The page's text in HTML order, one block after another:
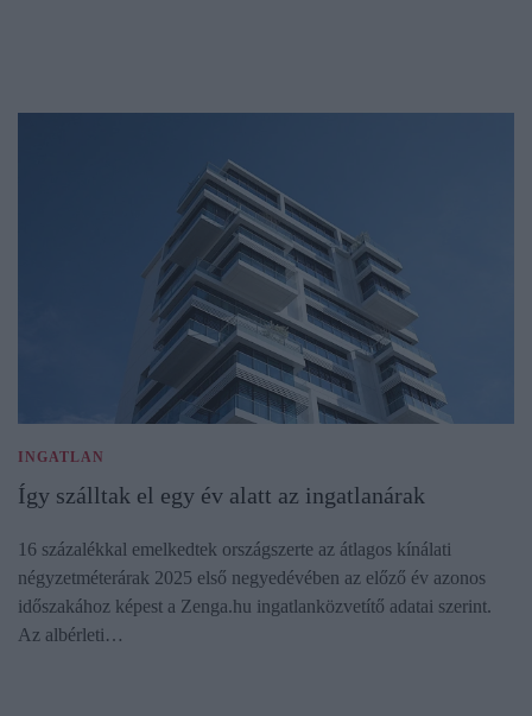
INGATLAN
Így szálltak el egy év alatt az ingatlanárak
16 százalékkal emelkedtek országszerte az átlagos kínálati
négyzetméterárak 2025 első negyedévében az előző év azonos
időszakához képest a Zenga.hu ingatlanközvetítő adatai szerint.
Az albérleti…